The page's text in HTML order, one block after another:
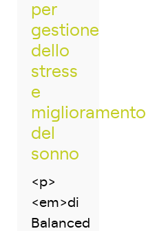
per
gestione
dello
stress
e
miglioramento
del
sonno
<p>
<em>di
Balanced